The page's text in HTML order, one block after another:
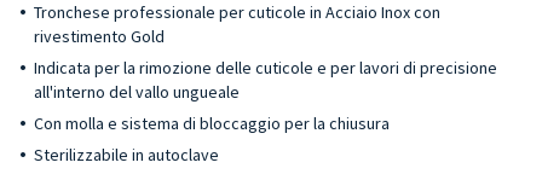
Tronchese professionale per cuticole in Acciaio Inox con
rivestimento Gold
Indicata per la rimozione delle cuticole e per lavori di precisione
all'interno del vallo ungueale
Con molla e sistema di bloccaggio per la chiusura
Sterilizzabile in autoclave